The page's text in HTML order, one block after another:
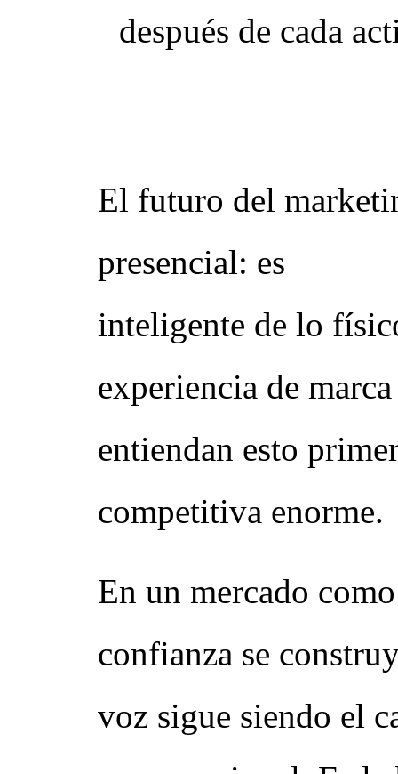
después de cada
El futuro del
presencial: es
inteligente de lo
experiencia de
entiendan esto
competitiva enorme.
En un mercado
confianza se
voz sigue siendo el